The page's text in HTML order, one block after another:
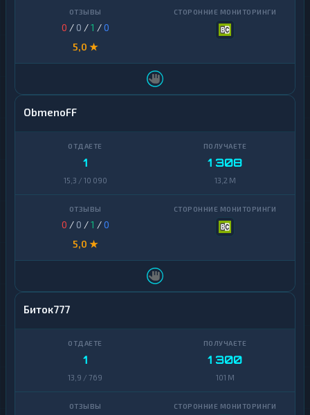
0 / 0 /1 /0
5,0 ★
ObmenoFF
1
15,3 / 10 090
1 308
13,2 M
0 / 0 /1 /0
5,0 ★
Биток777
1
13,9 / 769
1 300
101 M